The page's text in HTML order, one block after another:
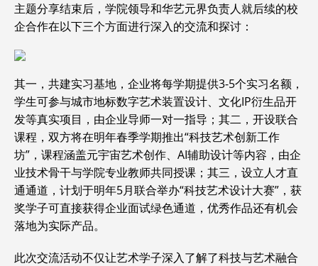
主题分享结束后，学院领导和华艺元界负责人就后续的校
企合作在以下三个方面进行深入的交流和探讨：
其一，共建实习基地，企业将每学期提供3-5个实习名额，
学生可参与城市地标数字艺术装置设计、文化IP衍生品开
发等真实项目，由企业导师一对一指导；其二，开设联合
课程，双方将在明年春季学期推出“科技艺术创新工作
坊”，课程涵盖元宇宙艺术创作、AI辅助设计等内容，由企
业技术骨干与学院专业教师共同授课；其三，设立人才直
通通道，计划于明年5月联合举办“科技艺术设计大赛”，获
奖学子可直接获得企业面试绿色通道，优秀作品还有机会
落地为实际产品。
此次交流活动不仅让艺术学子深入了解了科技与艺术融合